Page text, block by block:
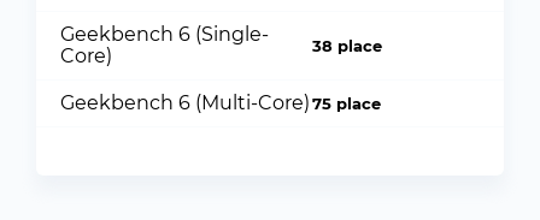
Geekbench 6 (Single-
Core)
38 place
Geekbench 6 (Multi-Core)75 place